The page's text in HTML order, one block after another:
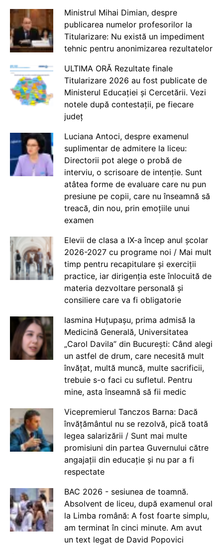
Ministrul Mihai Dimian, despre
publicarea numelor profesorilor la
Titularizare: Nu există un impediment
tehnic pentru anonimizarea rezultatelor
ULTIMA ORĂ Rezultate finale
Titularizare 2026 au fost publicate de
Ministerul Educației și Cercetării. Vezi
notele după contestații, pe fiecare
județ
Luciana Antoci, despre examenul
suplimentar de admitere la liceu:
Directorii pot alege o probă de
interviu, o scrisoare de intenție. Sunt
atâtea forme de evaluare care nu pun
presiune pe copii, care nu înseamnă să
treacă, din nou, prin emoțiile unui
examen
Elevii de clasa a IX-a încep anul școlar
2026-2027 cu programe noi / Mai mult
timp pentru recapitulare și exerciții
practice, iar dirigenția este înlocuită de
materia dezvoltare personală și
consiliere care va fi obligatorie
Iasmina Huțupașu, prima admisă la
Medicină Generală, Universitatea
„Carol Davila” din București: Când alegi
un astfel de drum, care necesită mult
învățat, multă muncă, multe sacrificii,
trebuie s-o faci cu sufletul. Pentru
mine, asta înseamnă să fii medic
Vicepremierul Tanczos Barna: Dacă
învățământul nu se rezolvă, pică toată
legea salarizării / Sunt mai multe
promisiuni din partea Guvernului către
angajații din educație și nu par a fi
respectate
BAC 2026 - sesiunea de toamnă.
Absolvent de liceu, după examenul oral
la Limba română: A fost foarte simplu,
am terminat în cinci minute. Am avut
un text legat de David Popovici